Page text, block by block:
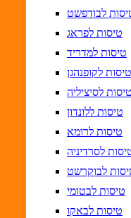
לבודפשט
טיסות לפראג
טיסות למדריד
טיסות לקופנהגן
טיסות לסיציליה
טיסות ללונדון
טיסות לרומא
לסרדיניה
לבוקרשט
טיסות לבטומי
טיסות לבאקו
בחירת יעד לפני בחירת תאריך,
בחירת יעד לפני בחירת תאריך,